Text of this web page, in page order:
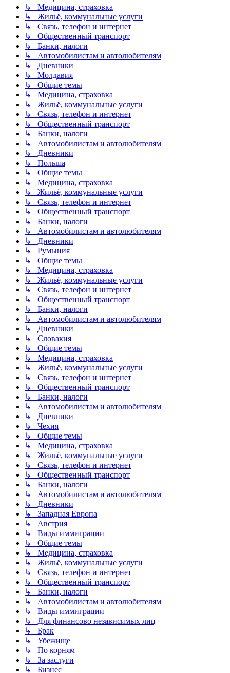
↳ Медицина, страховка
↳ Жильё, коммунальные услуги
↳ Связь, телефон и интернет
↳ Общественный транспорт
↳ Банки, налоги
↳ Автомобилистам и автолюбителям
↳ Дневники
↳ Молдавия
↳ Общие темы
↳ Медицина, страховка
↳ Жильё, коммунальные услуги
↳ Связь, телефон и интернет
↳ Общественный транспорт
↳ Банки, налоги
↳ Автомобилистам и автолюбителям
↳ Дневники
↳ Польша
↳ Общие темы
↳ Медицина, страховка
↳ Жильё, коммунальные услуги
↳ Связь, телефон и интернет
↳ Общественный транспорт
↳ Банки, налоги
↳ Автомобилистам и автолюбителям
↳ Дневники
↳ Румыния
↳ Общие темы
↳ Медицина, страховка
↳ Жильё, коммунальные услуги
↳ Связь, телефон и интернет
↳ Общественный транспорт
↳ Банки, налоги
↳ Автомобилистам и автолюбителям
↳ Дневники
↳ Словакия
↳ Общие темы
↳ Медицина, страховка
↳ Жильё, коммунальные услуги
↳ Связь, телефон и интернет
↳ Общественный транспорт
↳ Банки, налоги
↳ Автомобилистам и автолюбителям
↳ Дневники
↳ Чехия
↳ Общие темы
↳ Медицина, страховка
↳ Жильё, коммунальные услуги
↳ Связь, телефон и интернет
↳ Общественный транспорт
↳ Банки, налоги
↳ Автомобилистам и автолюбителям
↳ Дневники
↳ Западная Европа
↳ Австрия
↳ Виды иммиграции
↳ Общие темы
↳ Медицина, страховка
↳ Жильё, коммунальные услуги
↳ Связь, телефон и интернет
↳ Общественный транспорт
↳ Банки, налоги
↳ Автомобилистам и автолюбителям
↳ Виды иммиграции
↳ Для финансово независимых лиц
↳ Брак
↳ Убежище
↳ По корням
↳ За заслуги
↳ Бизнес